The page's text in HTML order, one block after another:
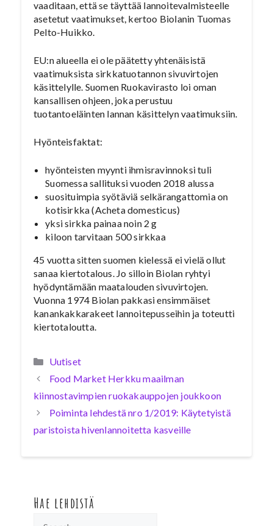
vaaditaan, että se täyttää lannoitevalmisteelle
asetetut vaatimukset, kertoo Biolanin Tuomas
Pelto-Huikko.
EU:n alueella ei ole päätetty yhtenäisistä
vaatimuksista sirkkatuotannon sivuvirtojen
käsittelylle. Suomen Ruokavirasto loi oman
kansallisen ohjeen, joka perustuu
tuotantoeläinten lannan käsittelyn vaatimuksiin.
Hyönteisfaktat:
hyönteisten myynti ihmisravinnoksi tuli
Suomessa sallituksi vuoden 2018 alussa
suosituimpia syötäviä selkärangattomia on
kotisirkka (Acheta domesticus)
yksi sirkka painaa noin 2 g
kiloon tarvitaan 500 sirkkaa
45 vuotta sitten suomen kielessä ei vielä ollut
sanaa kiertotalous. Jo silloin Biolan ryhtyi
hyödyntämään maatalouden sivuvirtojen.
Vuonna 1974 Biolan pakkasi ensimmäiset
kanankakkarakeet lannoitepusseihin ja toteutti
kiertotaloutta.
Kategoriat
Uutiset
Food Market Herkku maailman
kiinnostavimpien ruokakauppojen joukkoon
Poiminta lehdestä nro 1/2019: Käytetyistä
paristoista hivenlannoitetta kasveille
Hae lehdistä